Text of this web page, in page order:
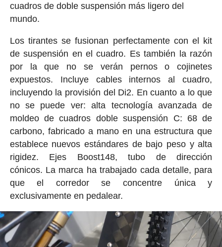
cuadros de doble suspensión más ligero del
mundo.
Los tirantes se fusionan perfectamente con el kit
de suspensión en el cuadro. Es también la razón
por la que no se verán pernos o cojinetes
expuestos. Incluye cables internos al cuadro,
incluyendo la provisión del Di2. En cuanto a lo que
no se puede ver: alta tecnología avanzada de
moldeo de cuadros doble suspensión C: 68 de
carbono, fabricado a mano en una estructura que
establece nuevos estándares de bajo peso y alta
rigidez. Ejes Boost148, tubo de dirección
cónicos. La marca ha trabajado cada detalle, para
que el corredor se concentre única y
exclusivamente en pedalear.